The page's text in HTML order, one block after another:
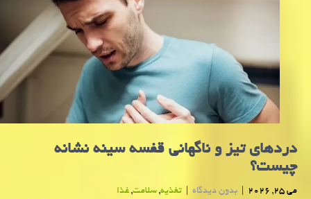
دردهای تیز و ناگهانی قفسه سینه نشانه
چیست؟
می 25, 2026 | بدون دیدگاه | تغذیه,سلامت,غذا